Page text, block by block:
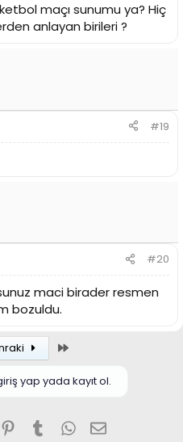
maçı sunumu ya? Hiç
anlayan birileri ?
#19
#20
maci birader resmen
bozuldu.
yap yada kayıt ol.
Pinterest
TumblrWhatsApp
E-posta